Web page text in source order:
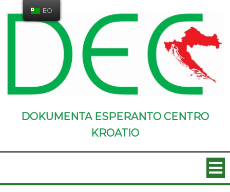
DOKUMENTA ESPERANTO CENTRO
KROATIO
EO